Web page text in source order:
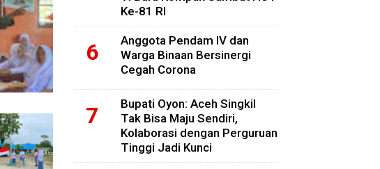
Karakter
Ke-81 RI
Anggota Pendam IV dan
Warga Binaan Bersinergi
Cegah Corona
Bupati Oyon: Aceh Singkil
Tak Bisa Maju Sendiri,
Kolaborasi dengan Perguruan
Tinggi Jadi Kunci